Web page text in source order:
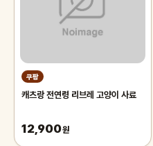
쿠팡
캐츠랑 전연령 리브레 고양이 사료
12,900원